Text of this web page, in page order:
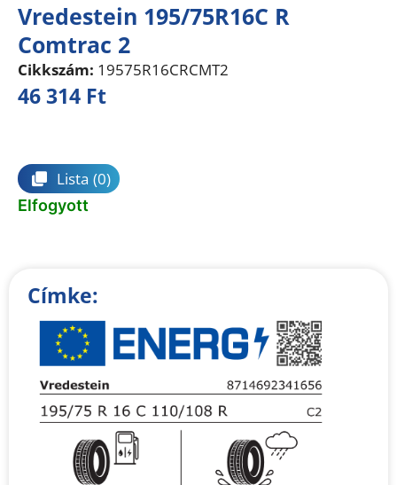
Vredestein 195/75R16C R
Comtrac 2
Cikkszám: 19575R16CRCMT2
46 314 Ft
Lista (0)
Elfogyott
Címke: